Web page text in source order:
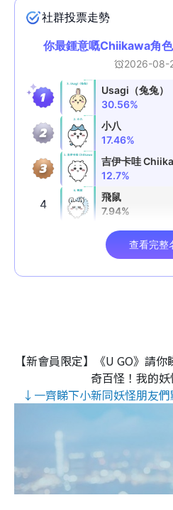
【新會員限定】《U GO》請
奇百怪！我的妖
↓一齊睇下小新同妖怪朋友